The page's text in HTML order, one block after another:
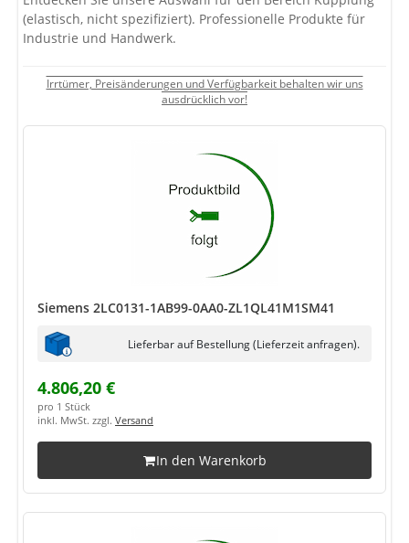
(elastisch, nicht spezifiziert). Professionelle Produkte für
Industrie und Handwerk.
Irrtümer, Preisänderungen und Verfügbarkeit behalten wir uns
ausdrücklich vor!
Siemens 2LC0131-1AB99-0AA0-ZL1QL41M1SM41
Lieferbar auf Bestellung (Lieferzeit anfragen).
4.806,20 €
pro 1 Stück
inkl. MwSt. zzgl. Versand
In den Warenkorb